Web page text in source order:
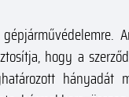
hogy a